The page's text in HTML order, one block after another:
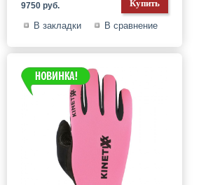
9750 руб.
В закладки В сравнение